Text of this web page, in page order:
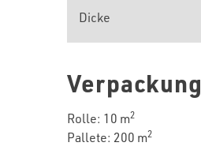
Dicke
Verpackung
Rolle: 10 m2
Pallete: 200 m2